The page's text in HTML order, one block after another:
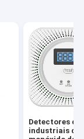
Detectores de
industriais do